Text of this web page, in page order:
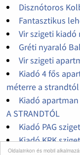
Oldalainkon és mobil
Disznótoros
Fantasztikus
Vir szigeti
Gréti nyaraló
Vir szigeti
Kiadó 4 fős
méterre a strandtól
Kiadó apartman
A STRANDTÓL
Kiadó PAG
Kiadó KRK